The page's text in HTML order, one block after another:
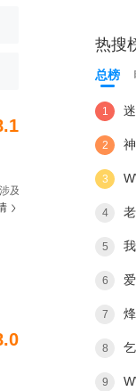
及
国
热搜
总榜
1
2
3
4
5
6
7
8
9